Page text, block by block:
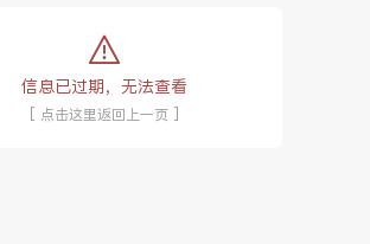
tip:
信息已过期，无法查看
[ 点击这里返回上一页 ]